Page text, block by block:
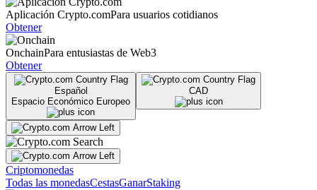
Aplicación Crypto.comPara usuarios cotidianos
Obtener
OnchainPara entusiastas de Web3
Obtener
Español
Espacio Económico Europeo
CAD
Criptomonedas
Todas las monedasCestasGanarStaking